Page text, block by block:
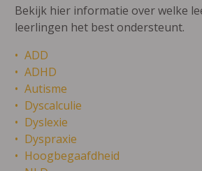
Bekijk hier informatie over welke
leerlingen het best ondersteunt.
ADD
ADHD
Autisme
Dyscalculie
Dyslexie
Dyspraxie
Hoogbegaafdheid